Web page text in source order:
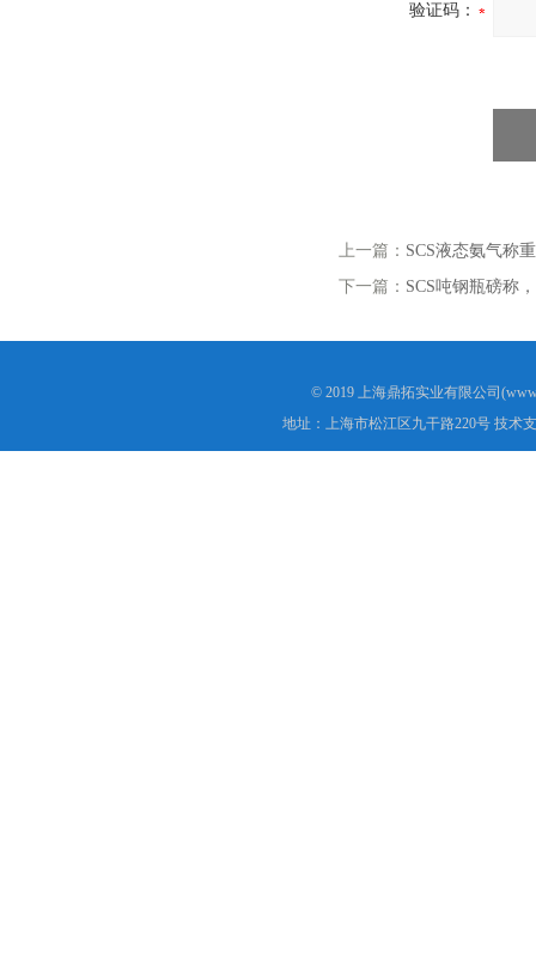
验证码：
上一篇： SCS液态氨气称
下一篇： SCS吨钢瓶磅称
© 2019 上海鼎拓实业有限公司
地址：上海市松江区九干路220号 技术